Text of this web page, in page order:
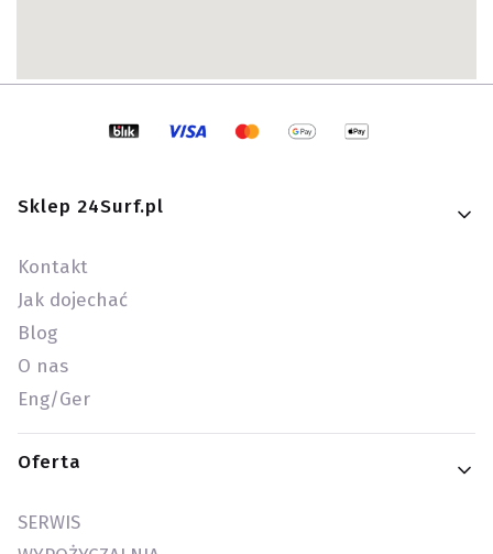
Linki w stopce
Sklep 24Surf.pl
Kontakt
Jak dojechać
Blog
O nas
Eng/Ger
Oferta
SERWIS